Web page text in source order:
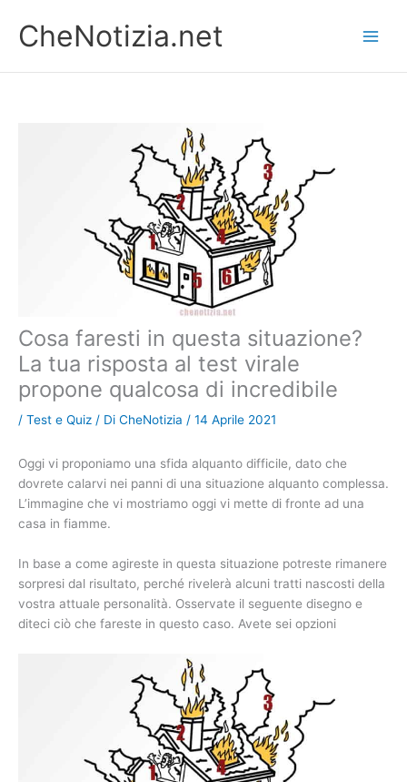
contenuto
CheNotizia.net
Cosa faresti in questa situazione?
La tua risposta al test virale
propone qualcosa di incredibile
/ Test e Quiz / Di CheNotizia / 14 Aprile 2021
Oggi vi proponiamo una sfida alquanto difficile, dato che
dovrete calarvi nei panni di una situazione alquanto complessa.
L’immagine che vi mostriamo oggi vi mette di fronte ad una
casa in fiamme.
In base a come agireste in questa situazione potreste rimanere
sorpresi dal risultato, perché rivelerà alcuni tratti nascosti della
vostra attuale personalità. Osservate il seguente disegno e
diteci ciò che fareste in questo caso. Avete sei opzioni